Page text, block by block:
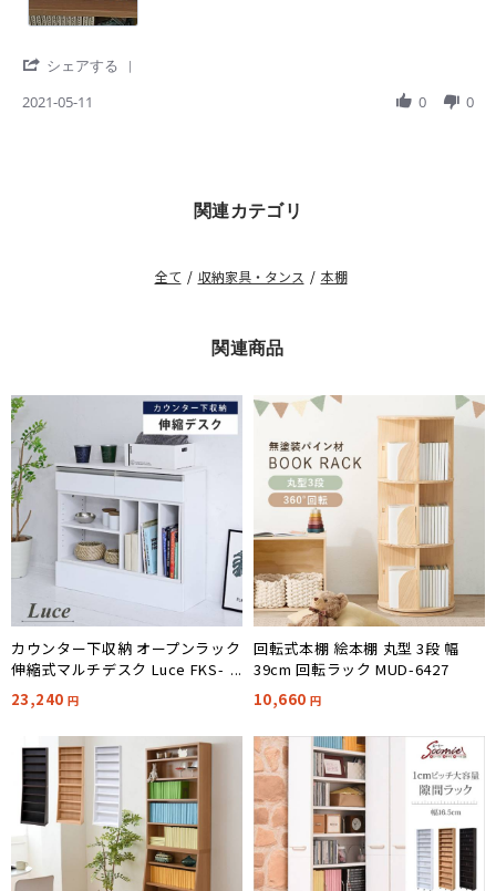
シェアする
May
2021
2021-05-11 0 0
関連カテゴリ
全て / 収納家具・タンス / 本棚
関連商品
カウンター下収納 オープンラック
伸縮式マルチデスク Luce FKS-
0001 幅85.5cm
23,240 円
回転式本棚 絵本棚 丸型 3段 幅
39cm 回転ラック MUD-6427
10,660 円